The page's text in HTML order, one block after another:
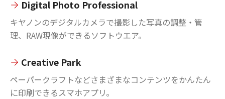
Digital Photo Professional
キヤノンのデジタルカメラで撮影した写真の調整・管
理、RAW現像ができるソフトウエア。
Creative Park
ペーパークラフトなどさまざまなコンテンツをかんたん
に印刷できるスマホアプリ。